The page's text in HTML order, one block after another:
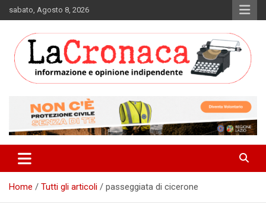
to
sabato, Agosto 8, 2026
La Cronaca Quotidiano
Home Tutti gli articoli passeggiata di cicerone